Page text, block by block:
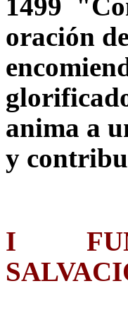
oración
anima a
y
I